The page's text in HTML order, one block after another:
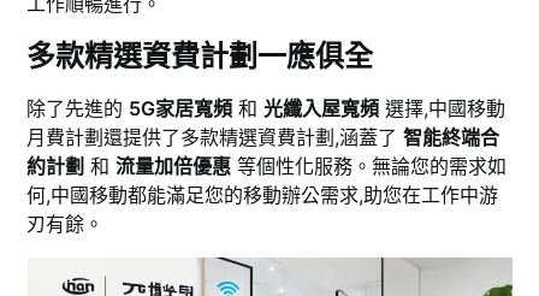
多款精選資費計劃一應俱全
除了先進的 5G家居寬頻 和光纖入屋寬頻 選擇,中國移動
月費計劃還提供了多款精選資費計劃,涵蓋了智能終端合
約計劃 和流量加倍優惠 等個性化服務。無論您的需求如
何,中國移動都能滿足您的移動辦公需求,助您在工作中游
刃有餘。